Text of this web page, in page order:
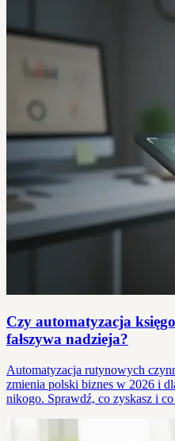
Czy automatyzacja
fałszywa nadzieja?
Automatyzacja rutynowych
zmienia polski biznes w 2026 i
nikogo. Sprawdź, co zyskasz i co